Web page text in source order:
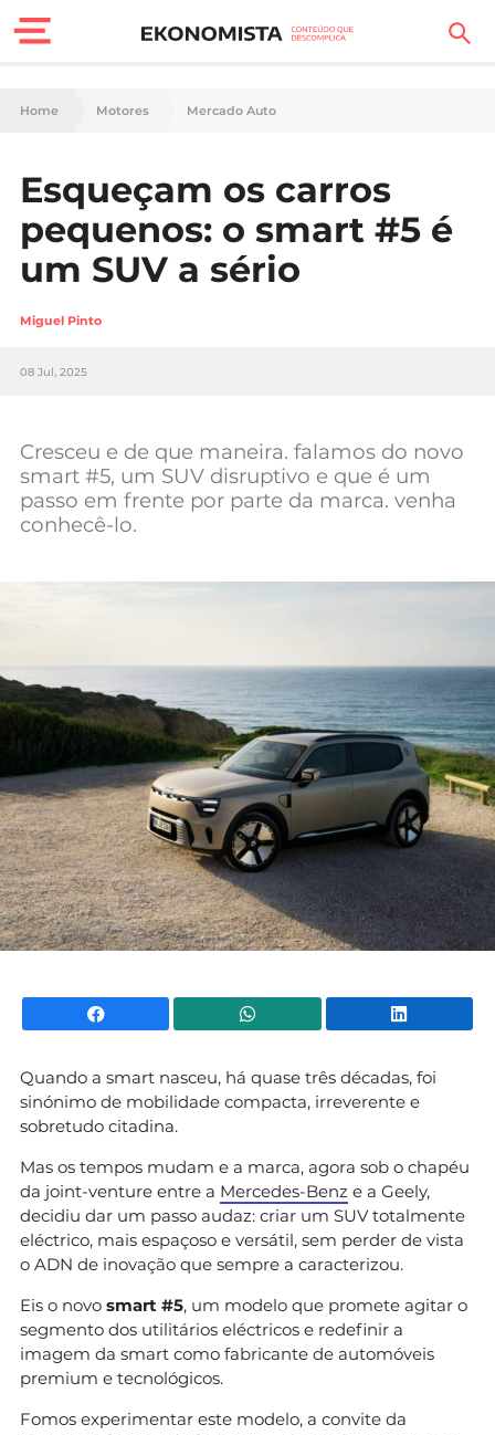
Finanças Pessoais
Carreira
Casa
Lifestyle
Sociedade
Negócios
Mundial 2026
Home Motores Mercado Auto
Esqueçam os carros
pequenos: o smart #5 é
um SUV a sério
Miguel Pinto
08 Jul, 2025
Cresceu e de que maneira. falamos do novo
smart #5, um SUV disruptivo e que é um
passo em frente por parte da marca. venha
conhecê-lo.
Facebook WhatsApp
Quando a smart nasceu, há quase três décadas, foi
sinónimo de mobilidade compacta, irreverente e
sobretudo citadina.
Mas os tempos mudam e a marca, agora sob o chapéu
da joint-venture entre a Mercedes-Benz e a Geely,
decidiu dar um passo audaz: criar um SUV totalmente
eléctrico, mais espaçoso e versátil, sem perder de vista
o ADN de inovação que sempre a caracterizou.
Eis o novo smart #5, um modelo que promete agitar o
segmento dos utilitários eléctricos e redefinir a
imagem da smart como fabricante de automóveis
premium e tecnológicos.
Fomos experimentar este modelo, a convite da